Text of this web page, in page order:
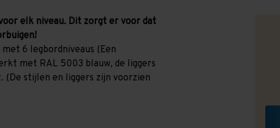
elk niveau. Dit zorgt er voor dat
6 legbordniveaus (Een
met RAL 5003 blauw, de liggers
stijlen en liggers zijn voorzien